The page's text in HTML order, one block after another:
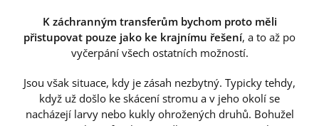
K záchranným transferům bychom proto měli
přistupovat pouze jako ke krajnímu řešení, a to až po
vyčerpání všech ostatních možností.
Jsou však situace, kdy je zásah nezbytný. Typicky tehdy,
když už došlo ke skácení stromu a v jeho okolí se
nacházejí larvy nebo kukly ohrožených druhů. Bohužel